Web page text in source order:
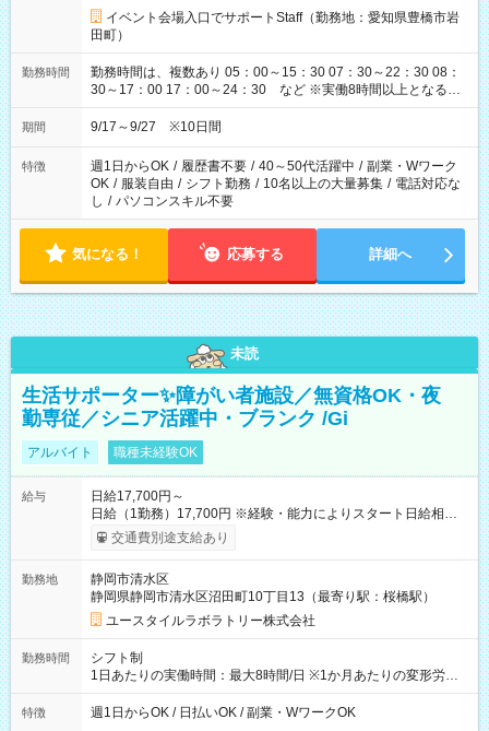
イベント会場入口でサポートStaff（勤務地：愛知県豊橋市岩
田町）
勤務時間
勤務時間は、複数あり 05：00～15：30 07：30～22：30 08：
30～17：00 17：00～24：30 など ※実働8時間以上となる勤
務もあります。 【休憩】60分+他休憩あり 交替で取得します。
安全面に配慮しこまめな休憩があります。
期間 9/17～9/27 ※10日間
特徴 週1日からOK / 履歴書不要 / 40～50代活躍中 / 副業・Wワーク
OK / 服装自由 / シフト勤務 / 10名以上の大量募集 / 電話対応な
し / パソコンスキル不要
気になる！ 応募する 詳細へ
未読
生活サポーター✨障がい者施設／無資格OK・夜
勤専従／シニア活躍中・ブランク /Gi
アルバイト 職種未経験OK
給与
日給17,700円～
日給（1勤務）17,700円 ※経験・能力によりスタート日給相談
可・昇給可 【試用期間】試用期間あり 試用期間の長さ：3ヶ月
雇用形態、給与は本採用時と同じです。
交通費別途支給あり
勤務地
静岡市清水区
静岡県静岡市清水区沼田町10丁目13（最寄り駅：桜橋駅）
ユースタイルラボラトリー株式会社
勤務時間
シフト制
1日あたりの実働時間：最大8時間/日 ※1か月あたりの変形労働
制（週平均40時間以内） 夜勤：17:00-翌09:00（休憩2時間）
特徴 週1日からOK / 日払いOK / 副業・WワークOK